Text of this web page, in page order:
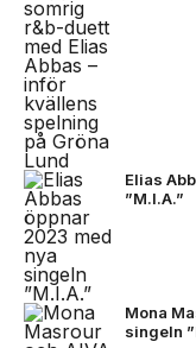
Elias
”M.I.A.”
Mona
singeln